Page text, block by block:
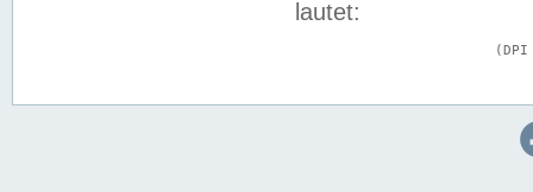
lautet: